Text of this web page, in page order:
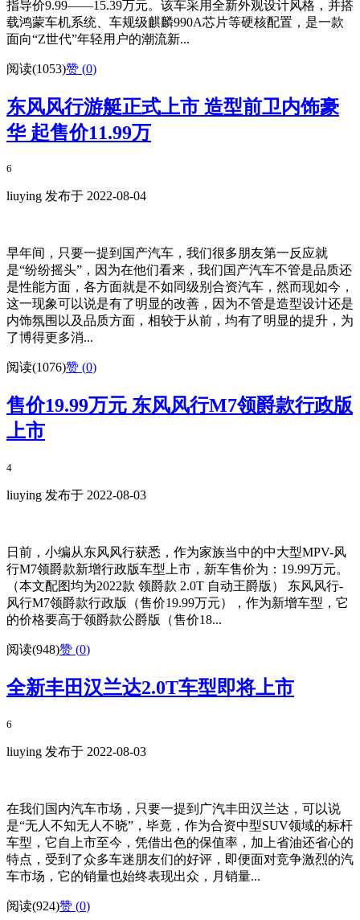
指导价9.99——15.39万元。该车采用全新外观设计风格，并搭
载鸿蒙车机系统、车规级麒麟990A芯片等硬核配置，是一款
面向“Z世代”年轻用户的潮流新...
阅读(1053)赞 (0)
东风风行游艇正式上市 造型前卫内饰豪
华 起售价11.99万
6
liuying 发布于 2022-08-04
早年间，只要一提到国产汽车，我们很多朋友第一反应就
是“纷纷摇头”，因为在他们看来，我们国产汽车不管是品质还
是性能方面，各方面就是不如同级别合资汽车，然而现如今，
这一现象可以说是有了明显的改善，因为不管是造型设计还是
内饰氛围以及品质方面，相较于从前，均有了明显的提升，为
了博得更多消...
阅读(1076)赞 (0)
售价19.99万元 东风风行M7领爵款行政版
上市
4
liuying 发布于 2022-08-03
日前，小编从东风风行获悉，作为家族当中的中大型MPV-风
行M7领爵款新增行政版车型上市，新车售价为：19.99万元。
（本文配图均为2022款 领爵款 2.0T 自动王爵版） 东风风行-
风行M7领爵款行政版（售价19.99万元），作为新增车型，它
的价格要高于领爵款公爵版（售价18...
阅读(948)赞 (0)
全新丰田汉兰达2.0T车型即将上市
6
liuying 发布于 2022-08-03
在我们国内汽车市场，只要一提到广汽丰田汉兰达，可以说
是“无人不知无人不晓”，毕竟，作为合资中型SUV领域的标杆
车型，它自上市至今，凭借出色的保值率，加上省油还省心的
特点，受到了众多车迷朋友们的好评，即便面对竞争激烈的汽
车市场，它的销量也始终表现出众，月销量...
阅读(924)赞 (0)